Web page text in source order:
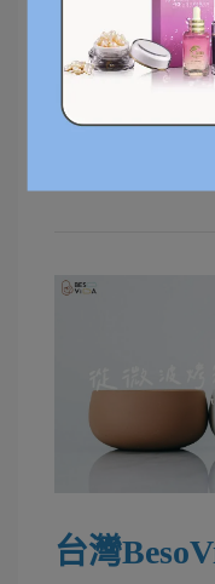
一點改用鴨嘴瓶與
練方式，最後是要
漏出來。
當嬰兒口腔肌肉發
吞嚥口水，自然會
練，自然會減少口水
台灣